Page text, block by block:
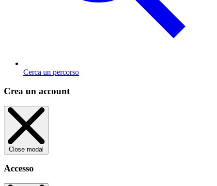
Cerca un percorso
Crea un account
Close modal
Accesso